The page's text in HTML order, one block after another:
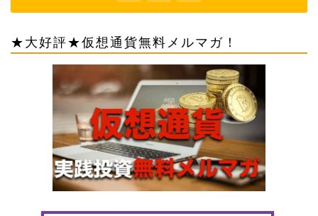
★大好評★仮想通貨無料メルマガ！